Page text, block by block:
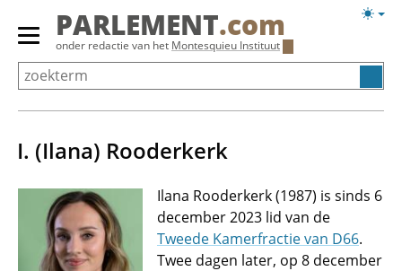
Overslaan
Primair
menu
tonen/verbergen
PARLEMENT.com
onder redactie van het Montesquieu Instituut
I. (Ilana) Rooderkerk
Ilana Rooderkerk (1987) is sinds 6
december 2023 lid van de
Tweede Kamerfractie van D66.
Twee dagen later, op 8 december